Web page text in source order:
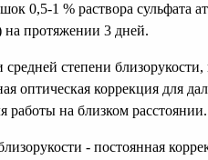
0,5-1 % раствора сульфата
на протяжении 3 дней.
степени
оптическая коррекция для
работы на близком расстоянии.
- постоянная